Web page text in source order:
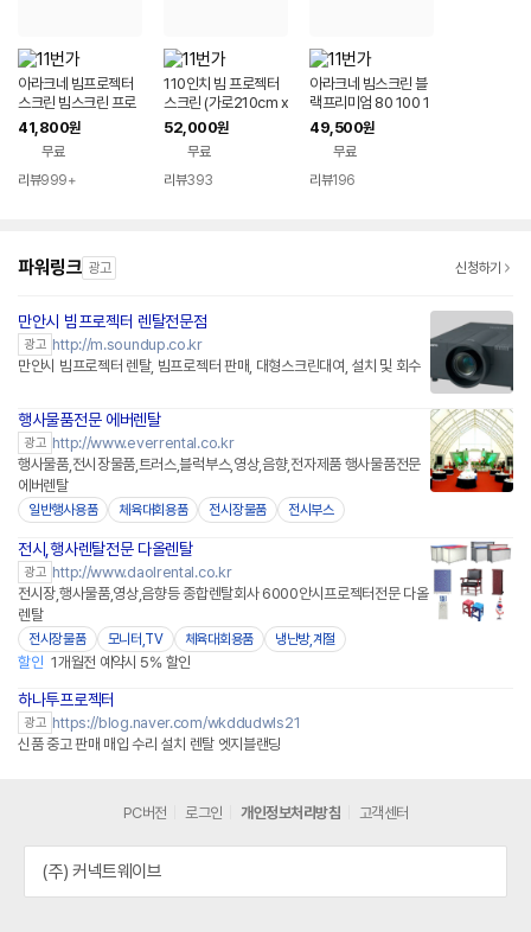
아라크네 빔프로젝터
스크린 빔스크린 프로
젝트 60~120
41,800원
무료
리뷰999+
110인치 빔 프로젝터
스크린 (가로210cm x
세로185cm)
52,000원
무료
리뷰393
아라크네 빔스크린 블
랙프리미엄 80 100 1
20인치
49,500원
무료
리뷰196
파워링크 광고 신청하기
만안시 빔프로젝터 렌탈전문점
광고 http://m.soundup.co.kr
만안시 빔프로젝터 렌탈, 빔프로젝터 판매, 대형스크린대여, 설치 및 회수
행사물품전문 에버렌탈
광고 http://www.everrental.co.kr
행사물품,전시장물품,트러스,블럭부스,영상,음향,전자제품 행사물품전문
에버렌탈
일반행사용품 체육대회용품 전시장물품 전시부스
전시,행사렌탈전문 다올렌탈
광고 http://www.daolrental.co.kr
전시장,행사물품,영상,음향등 종합렌탈회사 6000안시프로젝터전문 다올
렌탈
전시장물품 모니터,TV 체육대회용품 냉난방,계절
할인 1개월전 예약시 5% 할인
하나투프로젝터
광고 https://blog.naver.com/wkddudwls21
신품 중고 판매 매입 수리 설치 렌탈 엣지블랜딩
PC버전 로그인 개인정보처리방침 고객센터
(주) 커넥트웨이브